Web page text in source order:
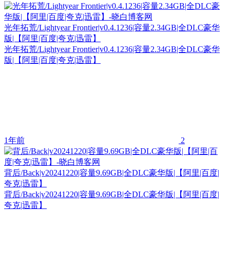
光年拓荒/Lightyear Frontier|v0.4.1236|容量2.34GB|全DLC豪华
版|【阿里|百度|夸克|迅雷】
光年拓荒/Lightyear Frontier|v0.4.1236|容量2.34GB|全DLC豪华
版|【阿里|百度|夸克|迅雷】
1年前 2
背后/Back|v20241220|容量9.69GB|全DLC豪华版|【阿里|百度|
夸克|迅雷】
背后/Back|v20241220|容量9.69GB|全DLC豪华版|【阿里|百度|
夸克|迅雷】